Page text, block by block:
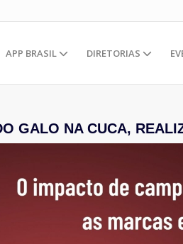
APP BRASIL DIRETORIAS
GALO NA CUCA,